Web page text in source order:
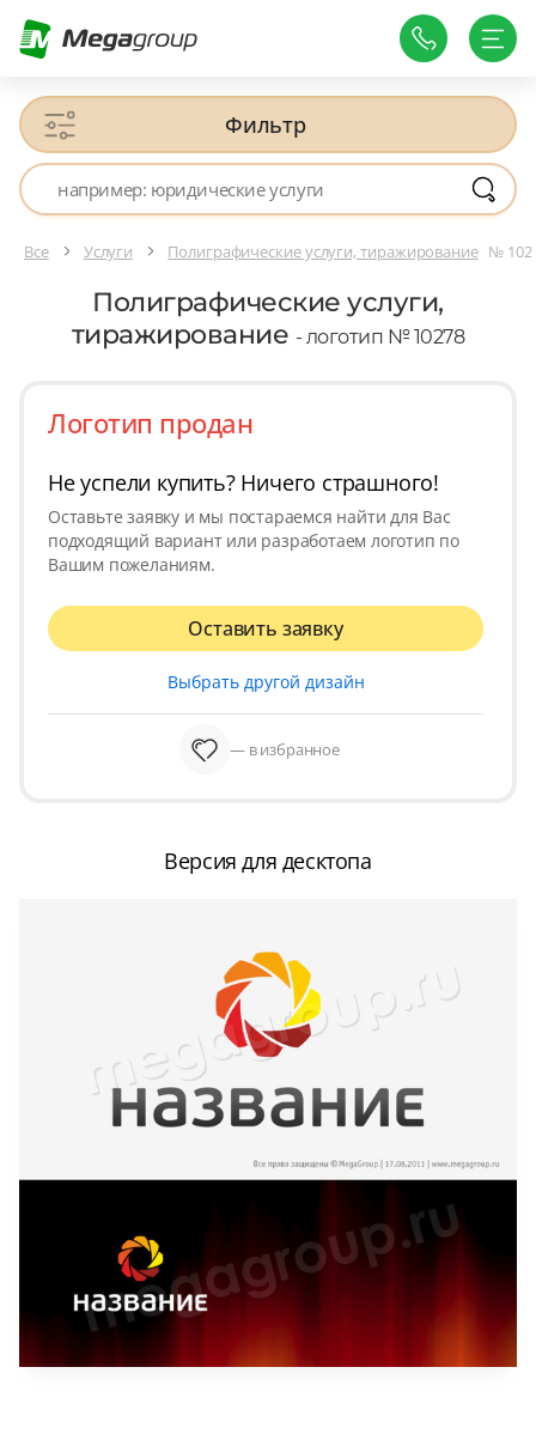
Фильтр
Все Услуги Полиграфические услуги, тиражирование №
Полиграфические услуги,
тиражирование - логотип № 10278
Логотип продан
Не успели купить? Ничего страшного!
Оставьте заявку и мы постараемся найти для Вас
подходящий вариант или разработаем логотип по
Вашим пожеланиям.
Оставить заявку
Выбрать другой дизайн
— в избранное
Версия для десктопа